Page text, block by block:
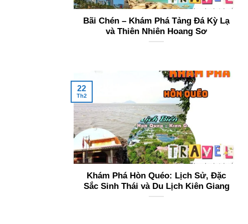
Bãi Chén – Khám Phá Tảng Đá Kỳ Lạ
và Thiên Nhiên Hoang Sơ
Khám Phá Hòn Quéo: Lịch Sử, Đặc
Sắc Sinh Thái và Du Lịch Kiên Giang
22
Th2